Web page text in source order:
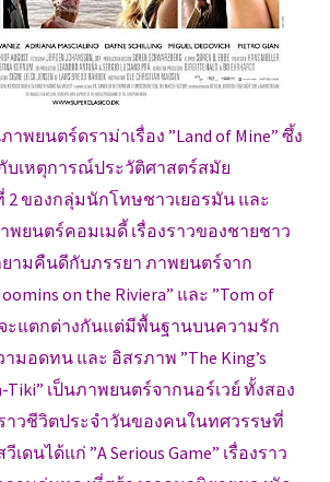
าพยนตร์ดราม่าเรื่อง ”Land of Mine” ซึ้ง
กับเหตุการณ์ประวัติศาสตร์สมัย
2 ของกลุ่มนักโทษชาวเยอรมัน และ
าพยนตร์คอมเมดี้ เรื่องราวของชายชาว
ามคืนดีกับภรรยา ภาพยนตร์จาก
on the Riviera” และ ”Tom of
จะแตกต่างกันแต่มีพื้นฐานบนความรัก
อดทน และ อิสรภาพ ”The King’s
Tiki” เป็นภาพยนตร์จากนอร์เวย์ ทั้งสอง
ราวชีวิตประจำวันของคนในทศวรรษที่
ดนได้แก่ ”A Serious Game” เรื่องราว